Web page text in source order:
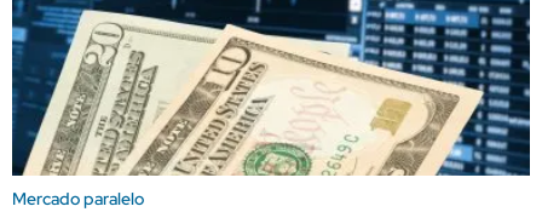
Mercado paralelo